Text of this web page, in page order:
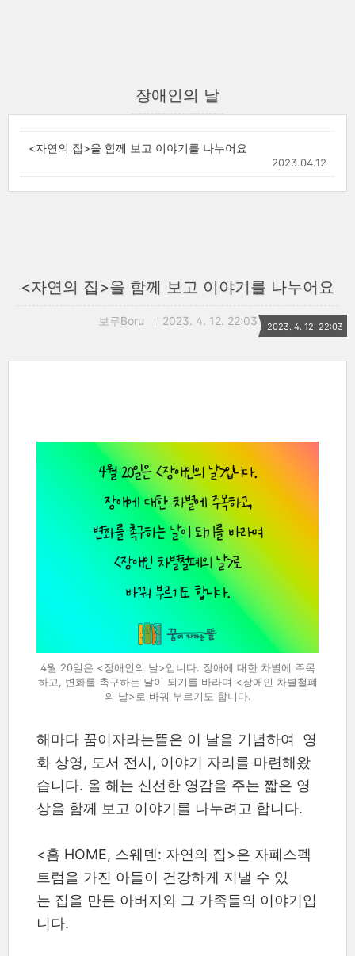
장애인의 날
<자연의 집>을 함께 보고 이야기를 나누어요
2023.04.12
<자연의 집>을 함께 보고 이야기를 나누어요
보루Boru 2023. 4. 12. 22:03 2023. 4. 12. 22:03
4월 20일은 <장애인의 날>입니다. 장애에 대한 차별에 주목
하고, 변화를 촉구하는 날이 되기를 바라며 <장애인 차별철폐
의 날>로 바꿔 부르기도 합니다.
해마다 꿈이자라는뜰은 이 날을 기념하여 영
화 상영, 도서 전시, 이야기 자리를 마련해왔
습니다. 올 해는 신선한 영감을 주는 짧은 영
상을 함께 보고 이야기를 나누려고 합니다.
<홈 HOME, 스웨덴: 자연의 집>은 자폐스펙
트럼을 가진 아들이 건강하게 지낼 수 있
는 집을 만든 아버지와 그 가족들의 이야기입
니다.